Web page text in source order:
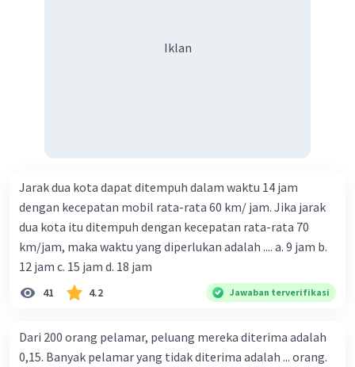
Iklan
Jarak dua kota dapat ditempuh dalam waktu 14 jam
dengan kecepatan mobil rata-rata 60 km/ jam. Jika jarak
dua kota itu ditempuh dengan kecepatan rata-rata 70
km/jam, maka waktu yang diperlukan adalah .... a. 9 jam b.
12 jam c. 15 jam d. 18 jam
41 4.2 Jawaban terverifikasi
Dari 200 orang pelamar, peluang mereka diterima adalah
0,15. Banyak pelamar yang tidak diterima adalah ... orang.